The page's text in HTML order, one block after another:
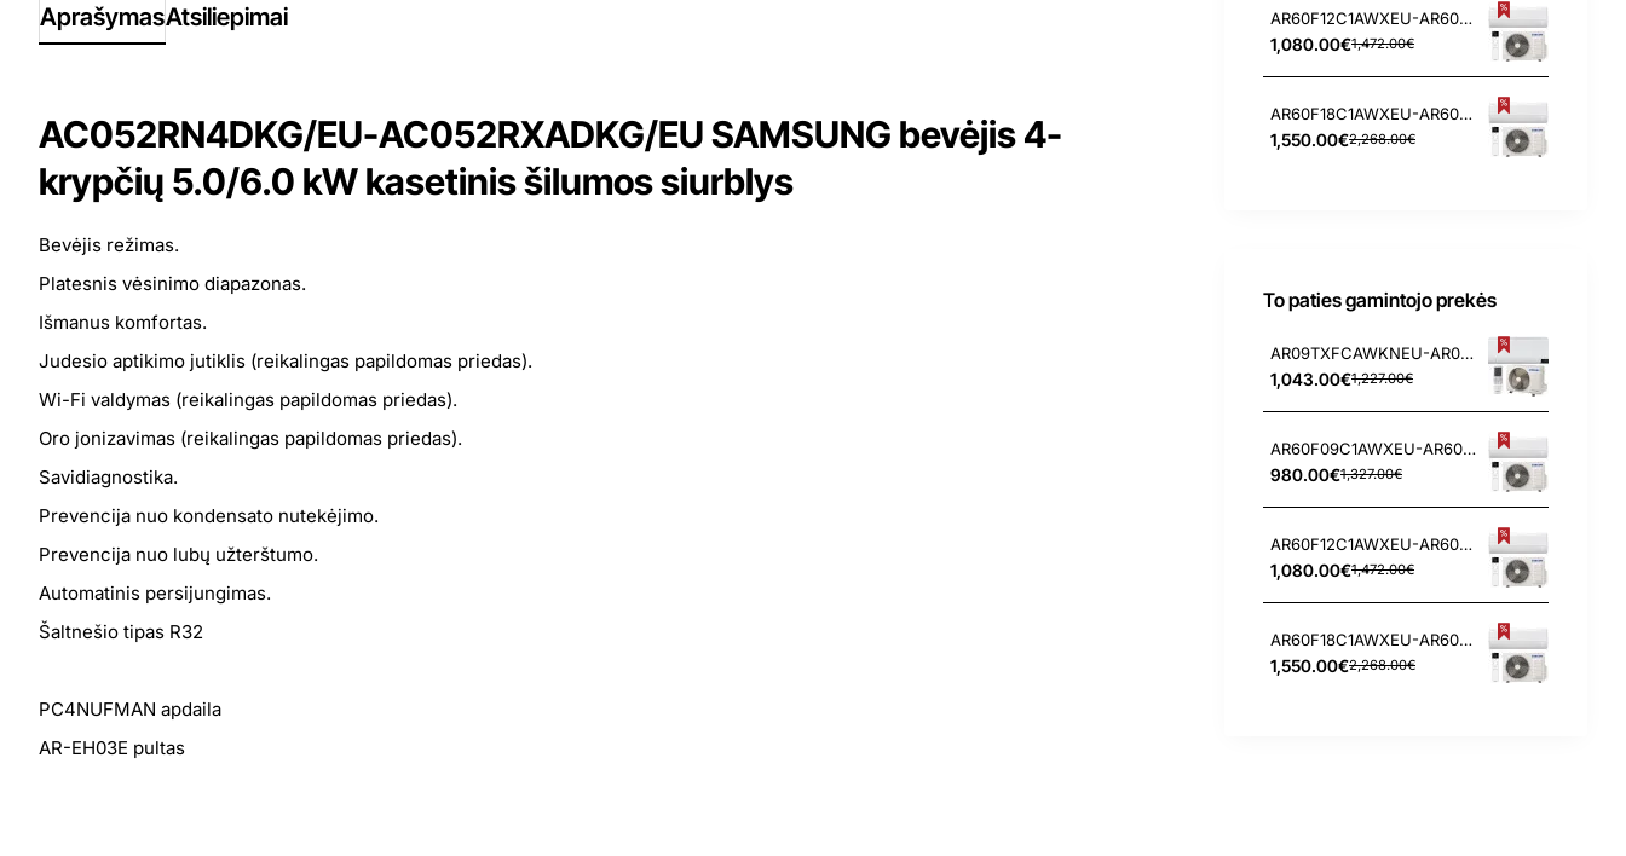
AprašymasAtsiliepimai
AC052RN4DKG/EU-AC052RXADKG/EU SAMSUNG bevėjis 4-
krypčių 5.0/6.0 kW kasetinis šilumos siurblys
Bevė­jis reži­mas.
Plates­nis vėsi­nimo diapa­zo­nas.
Išma­nus komfor­tas.
Jude­sio apti­kimo jutik­lis (reika­lin­gas papil­do­mas prie­das).
Wi-Fi valdy­mas (reika­lin­gas papil­do­mas prie­das).
Oro joni­za­vi­mas (reika­lin­gas papil­do­mas prie­das).
Savi­dia­g­nos­tika.
Preven­cija nuo konden­sato nute­kė­jimo.
Preven­cija nuo lubų užterš­tumo.
Auto­ma­ti­nis persi­jun­gi­mas.
Šaltnešio tipas R32
PC4NUFMAN apdaila
AR-EH03E pultas
AR60F12C1AWXEU-AR60F12C1AWNEU Samsung WindFree Comfort S2 3.5/4.0 kW oro kondicionierius
1,080.00€1,472.00€
AR60F18C1AWXEU-AR60F18C1AWNEU Samsung WindFree Comfort S2 5.0/6.0 kW oro kondicionierius
1,550.00€2,268.00€
To paties gamintojo prekės
AR09TXFCAWKNEU-AR09TXFCAWKXEU Samsung Arise 2.5/3.2 kW oro kondicionierius
1,043.00€1,227.00€
AR60F09C1AWXEU-AR60F09C1AWNEU Samsung WindFree Comfort S2 2.5/3.2 kW oro kondicionierius
980.00€1,327.00€
AR60F12C1AWXEU-AR60F12C1AWNEU Samsung WindFree Comfort S2 3.5/4.0 kW oro kondicionierius
1,080.00€1,472.00€
AR60F18C1AWXEU-AR60F18C1AWNEU Samsung WindFree Comfort S2 5.0/6.0 kW oro kondicionierius
1,550.00€2,268.00€